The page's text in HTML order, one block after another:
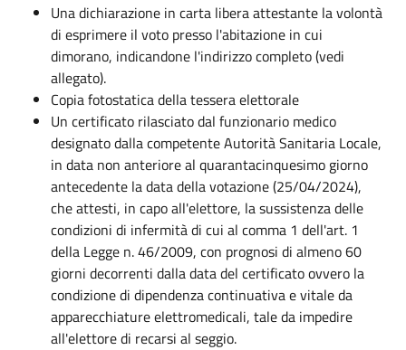
Una dichiarazione in carta libera attestante la volontà
di esprimere il voto presso l'abitazione in cui
dimorano, indicandone l'indirizzo completo (vedi
allegato).
Copia fotostatica della tessera elettorale
Un certificato rilasciato dal funzionario medico
designato dalla competente Autorità Sanitaria Locale,
in data non anteriore al quarantacinquesimo giorno
antecedente la data della votazione (25/04/2024),
che attesti, in capo all'elettore, la sussistenza delle
condizioni di infermità di cui al comma 1 dell'art. 1
della Legge n. 46/2009, con prognosi di almeno 60
giorni decorrenti dalla data del certificato ovvero la
condizione di dipendenza continuativa e vitale da
apparecchiature elettromedicali, tale da impedire
all'elettore di recarsi al seggio.